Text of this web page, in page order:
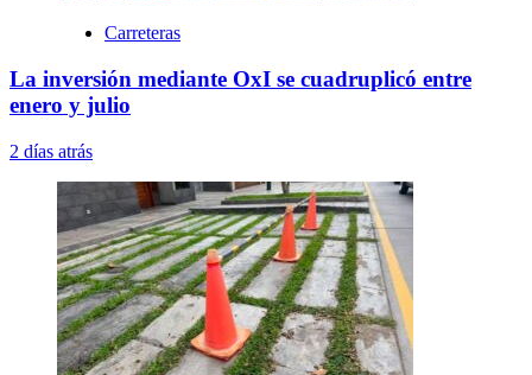
Carreteras
La inversión mediante OxI se cuadruplicó entre
enero y julio
2 días atrás